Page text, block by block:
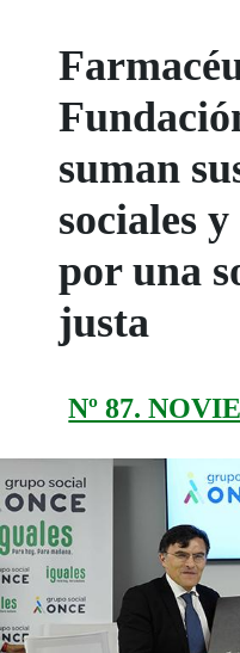
suman
sociales
por una
justa
Nº 87.